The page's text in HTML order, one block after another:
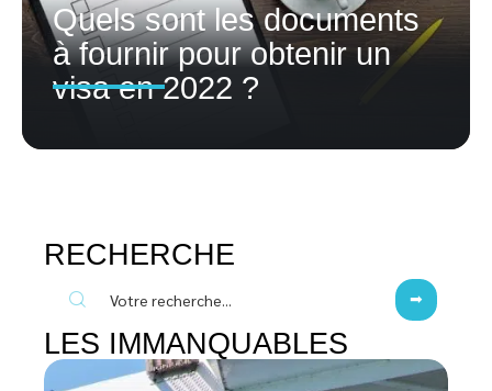
Quels sont les documents
à fournir pour obtenir un
visa en 2022 ?
RECHERCHE
LES IMMANQUABLES